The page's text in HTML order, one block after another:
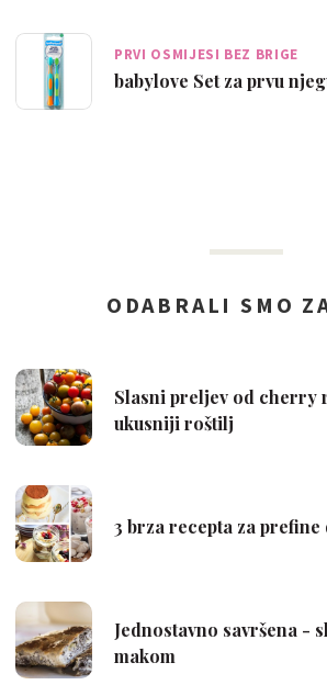
PRVI OSMIJESI BEZ BRIGE
babylove Set za prvu